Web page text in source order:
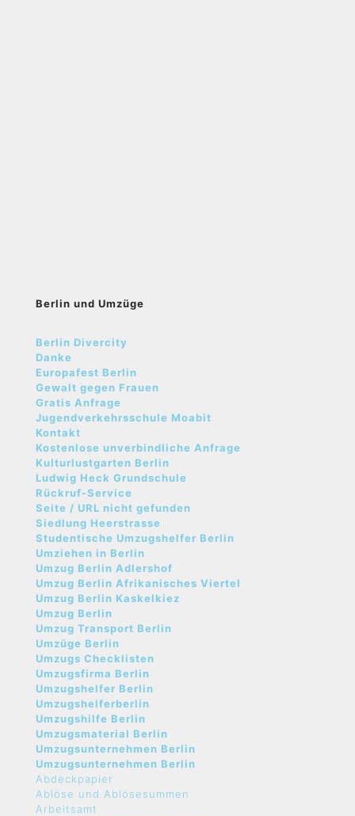
Berlin und Umzüge
Berlin Divercity
Danke
Europafest Berlin
Gewalt gegen Frauen
Gratis Anfrage
Jugendverkehrsschule Moabit
Kontakt
Kostenlose unverbindliche Anfrage
Kulturlustgarten Berlin
Ludwig Heck Grundschule
Rückruf-Service
Seite / URL nicht gefunden
Siedlung Heerstrasse
Studentische Umzugshelfer Berlin
Umziehen in Berlin
Umzug Berlin Adlershof
Umzug Berlin Afrikanisches Viertel
Umzug Berlin Kaskelkiez
Umzug Berlin
Umzug Transport Berlin
Umzüge Berlin
Umzugs Checklisten
Umzugsfirma Berlin
Umzugshelfer Berlin
Umzugshelferberlin
Umzugshilfe Berlin
Umzugsmaterial Berlin
Umzugsunternehmen Berlin
Umzugsunternehmen Berlin
Abdeckpapier
Ablöse und Ablösesummen
Arbeitsamt